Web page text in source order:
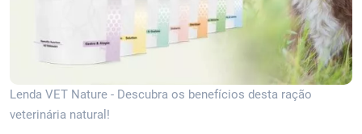
Lenda VET Nature - Descubra os benefícios desta ração
veterinária natural!